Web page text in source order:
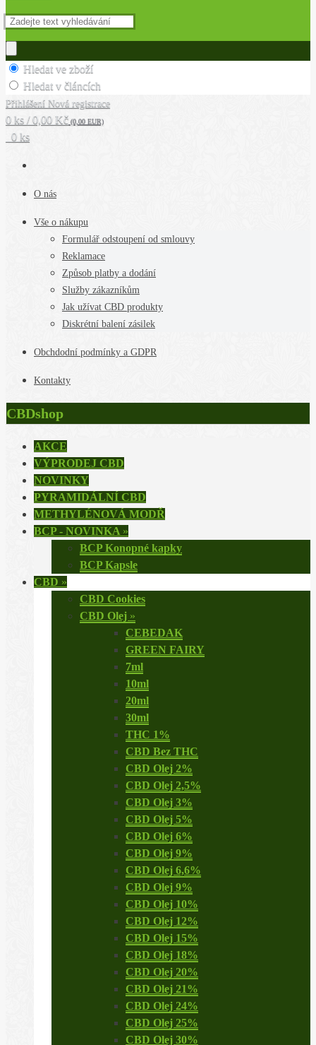
Hledat ve zboží
Hledat v článcích
Přihlášení Nová registrace
0 ks / 0,00 Kč (0,00 EUR)
0 ks
O nás
Vše o nákupu
Formulář odstoupení od smlouvy
Reklamace
Způsob platby a dodání
Služby zákazníkům
Jak užívat CBD produkty
Diskrétní balení zásilek
Obchdodní podmínky a GDPR
Kontakty
CBDshop
AKCE
VÝPRODEJ CBD
NOVINKY
PYRAMIDÁLNÍ CBD
METHYLÉNOVÁ MODŘ
BCP - NOVINKA »
BCP Konopné kapky
BCP Kapsle
CBD »
CBD Cookies
CBD Olej »
CEBEDAK
GREEN FAIRY
7ml
10ml
20ml
30ml
THC 1%
CBD Bez THC
CBD Olej 2%
CBD Olej 2,5%
CBD Olej 3%
CBD Olej 5%
CBD Olej 6%
CBD Olej 9%
CBD Olej 6,6%
CBD Olej 9%
CBD Olej 10%
CBD Olej 12%
CBD Olej 15%
CBD Olej 18%
CBD Olej 20%
CBD Olej 21%
CBD Olej 24%
CBD Olej 25%
CBD Olej 30%